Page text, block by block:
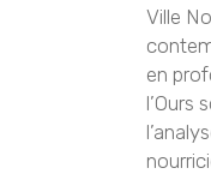
Ville
en
l’Ours